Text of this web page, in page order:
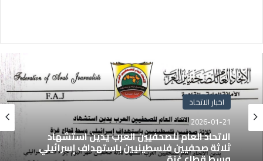
اخبار الاتحاد
2026-01-21
الاتحاد العام للصحفيين العرب يدين استشهاد
ثلاثة صحفيين فلسطينيين باستهداف إسرائيلي